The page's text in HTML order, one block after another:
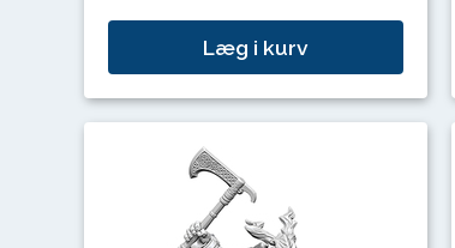
Læg i kurv